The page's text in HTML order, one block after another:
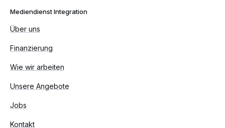
Mediendienst Integration
Über uns
Finanzierung
Wie wir arbeiten
Unsere Angebote
Jobs
Kontakt